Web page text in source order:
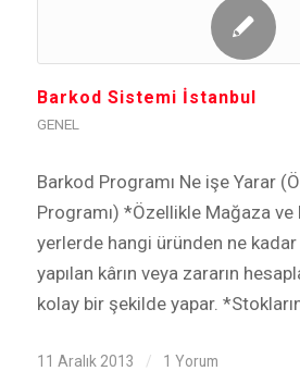
Barkod Sistemi İstanbul
GENEL
Barkod Programı Ne işe Yarar
Programı) *Özellikle Mağaza
yerlerde hangi üründen ne kadar
yapılan kârın veya zararın
kolay bir şekilde yapar.
11 Aralık 2013 / 1 Yorum